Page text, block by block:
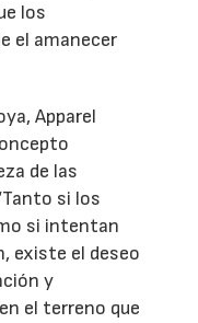
los
el amanecer
Apparel
de las
si los
si intentan
existe el deseo
y
el terreno que